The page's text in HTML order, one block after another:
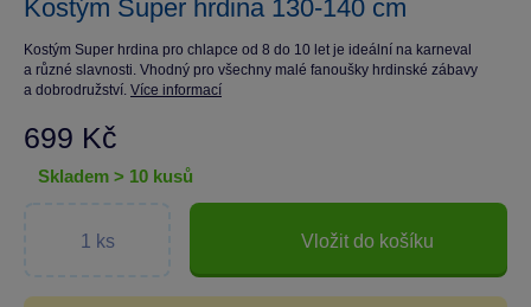
Kostým Super hrdina 130-140 cm
Kostým Super hrdina pro chlapce od 8 do 10 let je ideální na karneval
a různé slavnosti. Vhodný pro všechny malé fanoušky hrdinské zábavy
a dobrodružství. Více informací
699 Kč
skladem > 10 kusů
Vložit do košíku